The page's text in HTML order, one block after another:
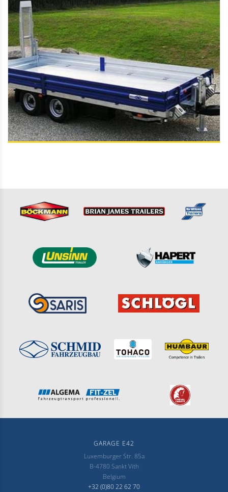
GARAGE E42
Luxemburger Str. 85a
B-4780 Sankt Vith
Belgium
+32 (0)80 22 62 70